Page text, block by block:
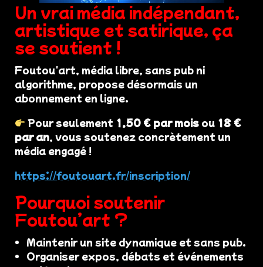
Un vrai média indépendant,
artistique et satirique, ça
se soutient !
Foutou'art, média libre, sans pub ni
algorithme, propose désormais un
abonnement en ligne.
Pour seulement 1,50 € par mois ou 18 €
par an, vous soutenez concrètement un
média engagé !
https://foutouart.fr/inscription/
Pourquoi soutenir
Foutou’art ?
Maintenir un site dynamique et sans pub.
Organiser expos, débats et événements